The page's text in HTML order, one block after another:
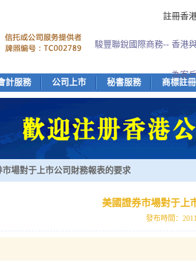
註冊香
駿豐聯銳國際商務-- 香港
為客
計服務 公司上市 秘書服務 商標註冊
市場對于上市公司財務報表的要求
美國證券市場對于上
發布時間：